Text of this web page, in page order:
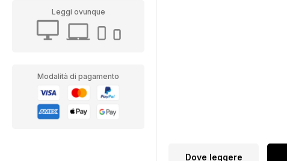
Leggi ovunque
Modalità di pagamento
Dove leggere